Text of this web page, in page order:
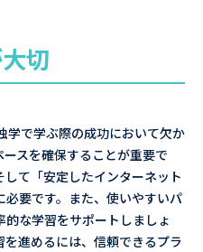
切
学で学ぶ際の成功において欠か
スを確保することが重要で
て「安定したインターネット
要です。また、使いやすいパ
な学習をサポートしましょ
進めるには、信頼できるプラ